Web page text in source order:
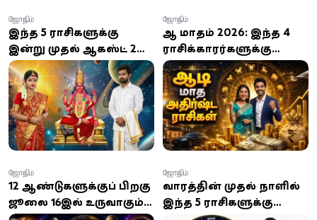
இந்த 5 ராசிகளுக்கு
இன்று முதல் ஆகஸ்ட் 2
வரை அதிர்ஷ்ட மழை:
பணவரவு, பதவி உயர்வு,
வெற்றிகள் குவியும்!
ஜோதிடம்
ஆடி மாதம் 2026: இந்த 4
ராசிக்காரர்களுக்கு
காத்திருக்கும் அதிர்ஷ்டம்,
தொழில் முன்னேற்றம்,
நிதி வளர்ச்சி!
ஜோதிடம்
12 ஆண்டுகளுக்குப் பிறகு
ஜூலை 16இல் உருவாகும்
ஜோதிடம்
வாரத்தின் முதல் நாளில்
இந்த 5 ராசிகளுக்கு
ஜோதிடம்